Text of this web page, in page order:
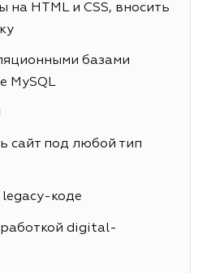
на HTML и CSS, вносить
базами
MySQL
сайт под любой тип
legacy-коде
digital-